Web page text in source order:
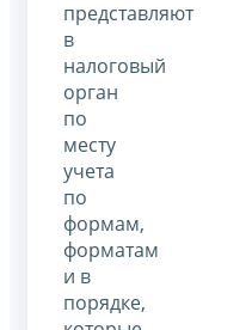
представляют
в
налоговый
орган
по
месту
учета
по
формам,
форматам
и в
порядке,